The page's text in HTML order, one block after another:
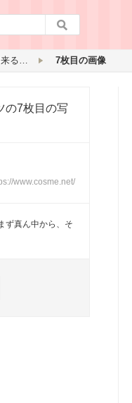
前髪の為だけに美容院へ行きたくない！上手に出来るセルフカットのコツ 7枚目の画像
の7枚目の写
www.cosme.net/
ず真ん中から、そ